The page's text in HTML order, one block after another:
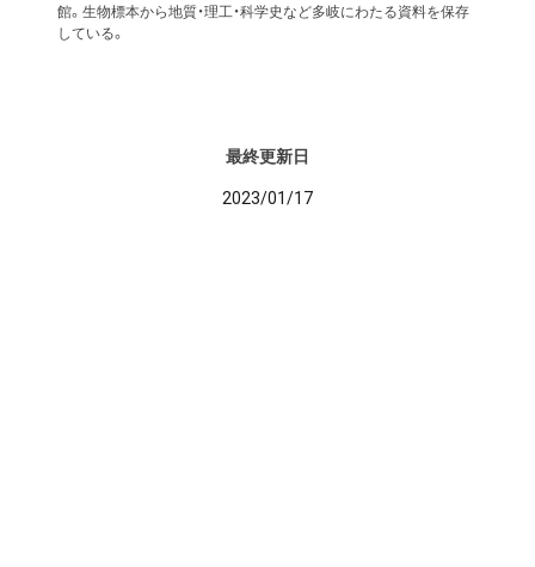
館。生物標本から地質・理工・科学史など多岐にわたる資料を保存
している。
最終更新日
2023/01/17